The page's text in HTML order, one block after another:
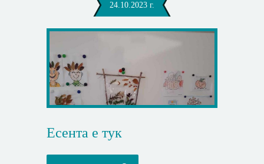
24.10.2023 г.
Есента е тук